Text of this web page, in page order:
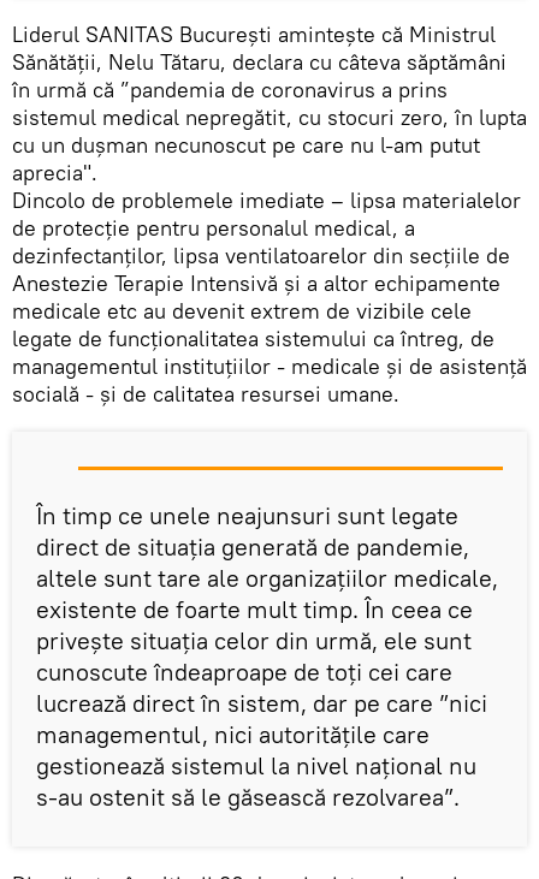
Liderul SANITAS București amintește că Ministrul
Sănătății, Nelu Tătaru, declara cu câteva săptămâni
în urmă că ”pandemia de coronavirus a prins
sistemul medical nepregătit, cu stocuri zero, în lupta
cu un duşman necunoscut pe care nu l-am putut
aprecia".
Dincolo de problemele imediate – lipsa materialelor
de protecție pentru personalul medical, a
dezinfectanților, lipsa ventilatoarelor din secțiile de
Anestezie Terapie Intensivă și a altor echipamente
medicale etc au devenit extrem de vizibile cele
legate de funcționalitatea sistemului ca întreg, de
managementul instituțiilor - medicale și de asistență
socială - și de calitatea resursei umane.
În timp ce unele neajunsuri sunt legate
direct de situația generată de pandemie,
altele sunt tare ale organizațiilor medicale,
existente de foarte mult timp. În ceea ce
privește situația celor din urmă, ele sunt
cunoscute îndeaproape de toți cei care
lucrează direct în sistem, dar pe care ”nici
managementul, nici autoritățile care
gestionează sistemul la nivel național nu
s-au ostenit să le găsească rezolvarea”.